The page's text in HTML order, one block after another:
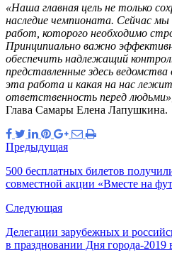
«Наша главная цель не только
наследие чемпионата. Сейчас
работ, которого необходимо
Принципиально важно
обеспечить надлежащий
представленные здесь
эта работа и какая на нас лежит
ответственность перед людьми»
Глава Самары Елена Лапушкина.
Предыдущая
500 бесплатных билетов
совместной акции «Вместе на
Следующая
Делегации зарубежных и
в праздновании Дня города-